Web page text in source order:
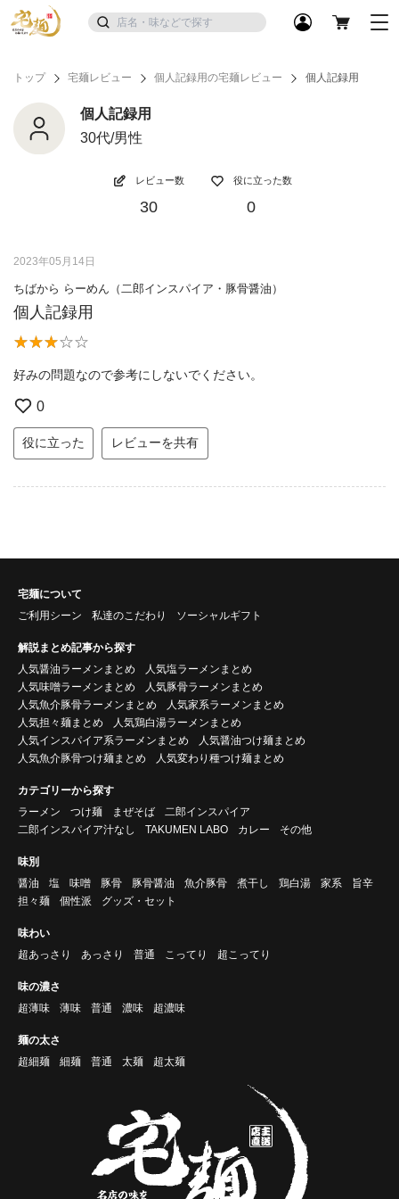
トップ 宅麺レビュー 個人記録用の宅麺レビュー 個人記録用
個人記録用
30代/男性
レビュー数
30
役に立った数
0
2023年05月14日
ちばから らーめん（二郎インスパイア・豚骨醤油）
個人記録用
好みの問題なので参考にしないでください。
0
役に立った レビューを共有
宅麺について
ご利用シーン
私達のこだわり ソーシャルギフト
解説まとめ記事から探す
人気醤油ラーメンまとめ
人気塩ラーメンまとめ
人気味噌ラーメンまとめ
人気豚骨ラーメンまとめ
人気魚介豚骨ラーメンまとめ
人気家系ラーメンまとめ
人気担々麺まとめ
人気鶏白湯ラーメンまとめ
人気インスパイア系ラーメンまとめ
人気醤油つけ麺まとめ
人気魚介豚骨つけ麺まとめ
人気変わり種つけ麺まとめ
カテゴリーから探す
ラーメン
つけ麺 まぜそば
二郎インスパイア
二郎インスパイア汁なし
TAKUMEN LABO カレー その他
味別
醤油
塩 味噌 豚骨 豚骨醤油 魚介豚骨 煮干し 鶏白湯 家系
旨辛
担々麺
個性派 グッズ・セット
味わい
超あっさり
あっさり 普通 こってり 超こってり
味の濃さ
超薄味
薄味 普通 濃味 超濃味
麺の太さ
超細麺
細麺 普通 太麺 超太麺